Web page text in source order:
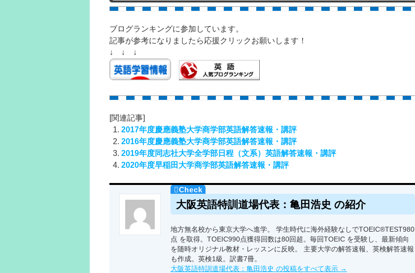
ブログランキングに参加しています。
記事が参考になりましたら応援クリックお願いします！
↓ ↓ ↓
[関連記事]
2017年度慶應義塾大学商学部英語解答速報・講評
2016年度慶應義塾大学商学部英語解答速報・講評
2019年度同志社大学全学部日程（文系）英語解答速報・講評
2020年度早稲田大学商学部英語解答速報・講評
大阪英語特訓道場代表：亀田浩史 の紹介
地方無名校から東京大学へ進学。 学生時代に海外経験なしでTOEIC®TEST980
点 を取得。TOEIC990点獲得回数は80回超。毎回TOEIC を受験し、最新傾向
を随時オリジナル教材・レッスンに反映。 主要大学の解答速報、英検解答速報
も作成。英検1級。訳書7冊。
大阪英語特訓道場代表：亀田浩史 の投稿をすべて表示 →